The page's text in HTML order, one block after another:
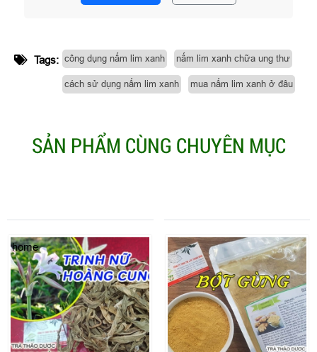
Tags: công dụng nấm lim xanh nấm lim xanh chữa ung thư
cách sử dụng nấm lim xanh mua nấm lim xanh ở đâu
SẢN PHẨM CÙNG CHUYÊN MỤC
home